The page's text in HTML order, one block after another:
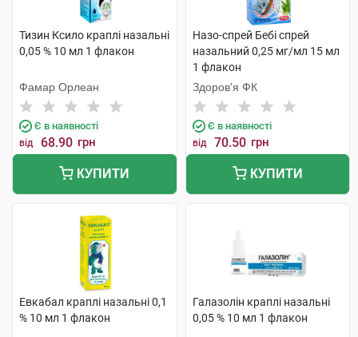
Тизин Ксило краплі назальні
0,05 % 10 мл 1 флакон
Фамар Орлеан
Є в наявності
від 68.90 грн
КУПИТИ
Назо-спрей Бебі спрей
назальний 0,25 мг/мл 15 мл
1 флакон
Здоров'я ФК
Є в наявності
від 70.50 грн
КУПИТИ
Евкабал краплі назальні 0,1
% 10 мл 1 флакон
Галазолін краплі назальні
0,05 % 10 мл 1 флакон